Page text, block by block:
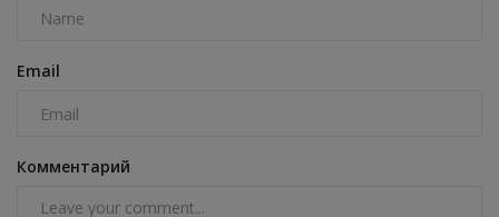
Email
Комментарий